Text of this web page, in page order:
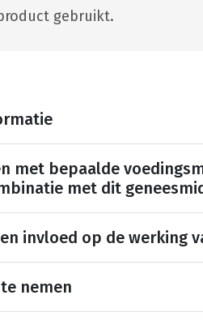
gebruikt.
met bepaalde
met dit
invloed op de werking
nemen